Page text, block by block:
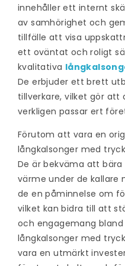
innehåller ett internt
av samhörighet och
tillfälle att visa
ett oväntat och roligt
kvalitativa
De erbjuder ett brett
tillverkare, vilket gör
verkligen passar ert
Förutom att vara en
långkalsonger med
De är bekväma att
värme under de kallare
de en påminnelse om
vilket kan bidra till att
och engagemang
långkalsonger med
vara en utmärkt